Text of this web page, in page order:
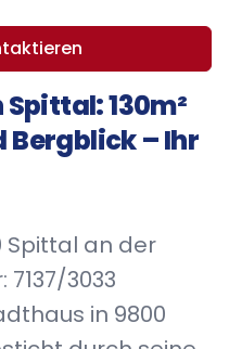
130m²
Bergblick – Ihr
Spittal an der
3033
in 9800